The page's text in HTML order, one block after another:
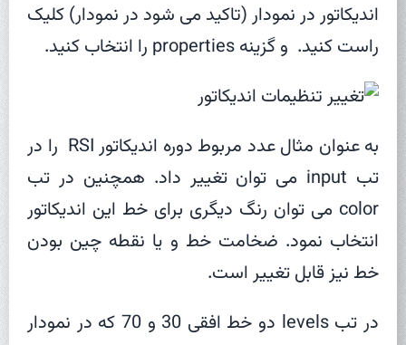
اندیکاتور در نمودار (تاکید می شود در نمودار) کلیک
راست کنید. و گزینه properties را انتخاب کنید.
به عنوان مثال عدد مربوط دوره اندیکاتور RSI را در
تب input می توان تغییر داد. همچنین در تب
color می توان رنگ دیگری برای خط این اندیکاتور
انتخاب نمود. ضخامت خط و یا نقطه چین بودن
خط نیز قابل تغییر است.
در تب levels دو خط افقی 30 و 70 که در نمودار